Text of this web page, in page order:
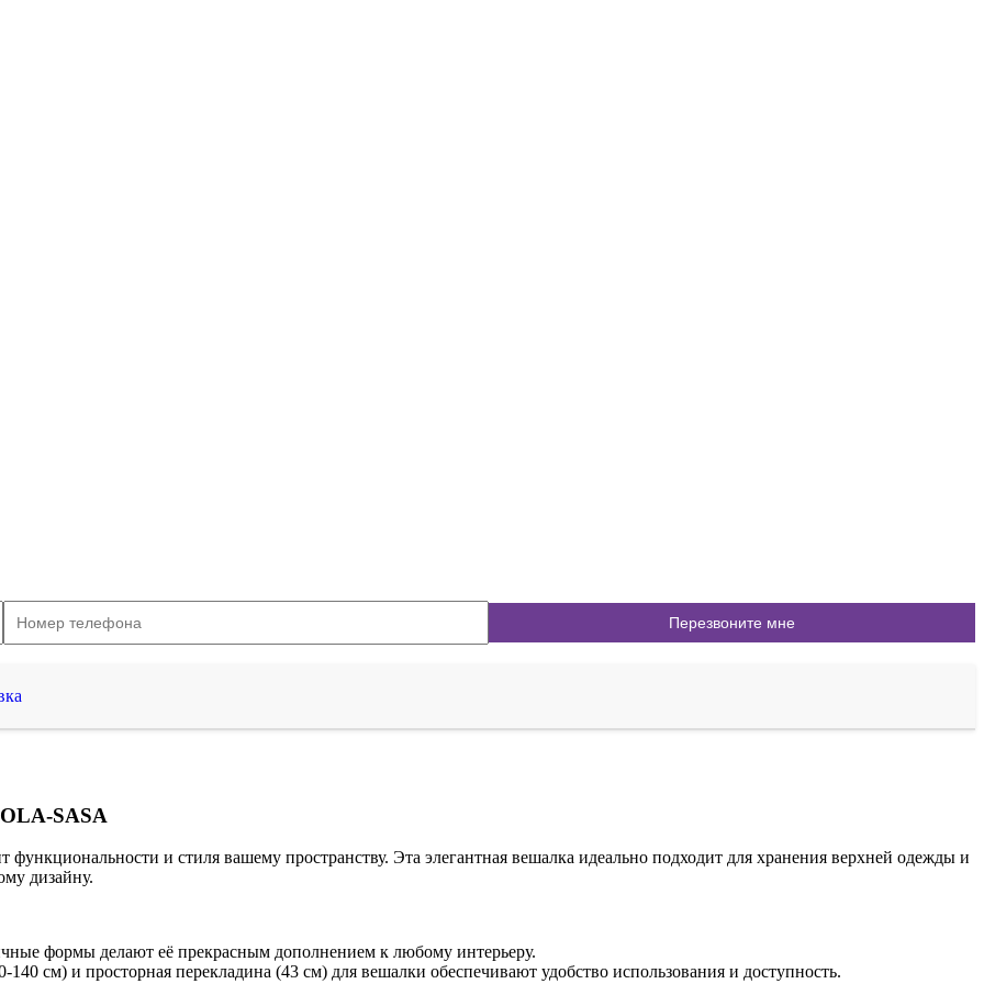
SASA
и стиля вашему пространству. Эта элегантная вешалка идеально подходит для хранения верхней одежды и
дизайну.
формы делают её прекрасным дополнением к любому интерьеру.
140 см) и просторная перекладина (43 см) для вешалки обеспечивают удобство использования и доступность.